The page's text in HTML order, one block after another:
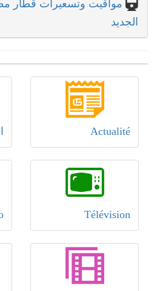
مواقيت وتسعيرات قطار
الجديد
Actualité
Télévision